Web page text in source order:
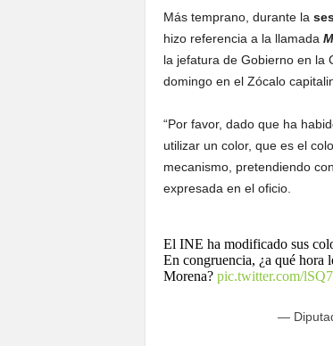
Más temprano, durante la
hizo referencia a la llamada
la jefatura de Gobierno en la
domingo en el Zócalo
“Por favor, dado que ha
utilizar un color, que es el
mecanismo, pretendiendo
expresada en el oficio.
El INE ha modificado sus
En congruencia, ¿a qué hora
Morena? pic.twitter.com/
—